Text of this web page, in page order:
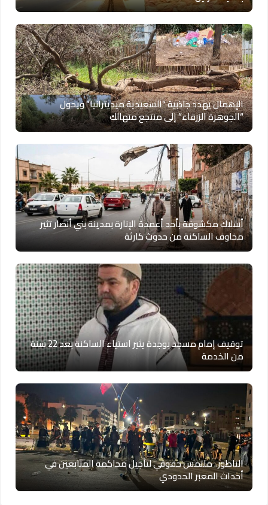
الإهمال يهدد جاذبية “السعيدية ميديترانيا” ويحول
“الجوهرة الزرقاء” إلى منتجع متهالك
أسلاك مكشوفة بأحد أعمدة الإنارة بمدينة بني أنصار تثير
مخاوف الساكنة من حدوث كارثة
توقيف إمام مسجد بوجدة يثير استياء الساكنة بعد 22 سنة
من الخدمة
الناظور.. ملتمس حقوقي لتأجيل محاكمة المتابعين في
أحداث المعبر الحدودي